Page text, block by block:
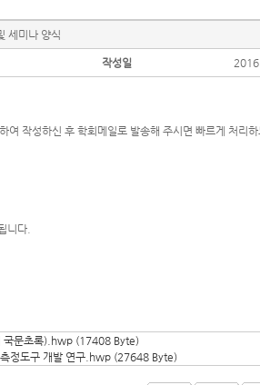
세미나 양식
작성일
작성하신 후 학회메일로 발송해 주시면 빠르게 처리하
니다.
국문초록).hwp (17408 Byte)
측정도구 개발 연구.hwp (27648 Byte)